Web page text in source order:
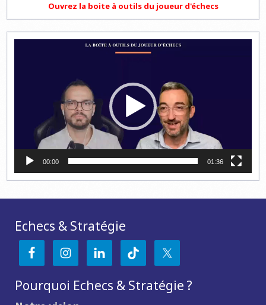
Ouvrez la boite à outils du joueur d'échecs
00:00 01:36
Echecs & Stratégie
Pourquoi Echecs & Stratégie ?